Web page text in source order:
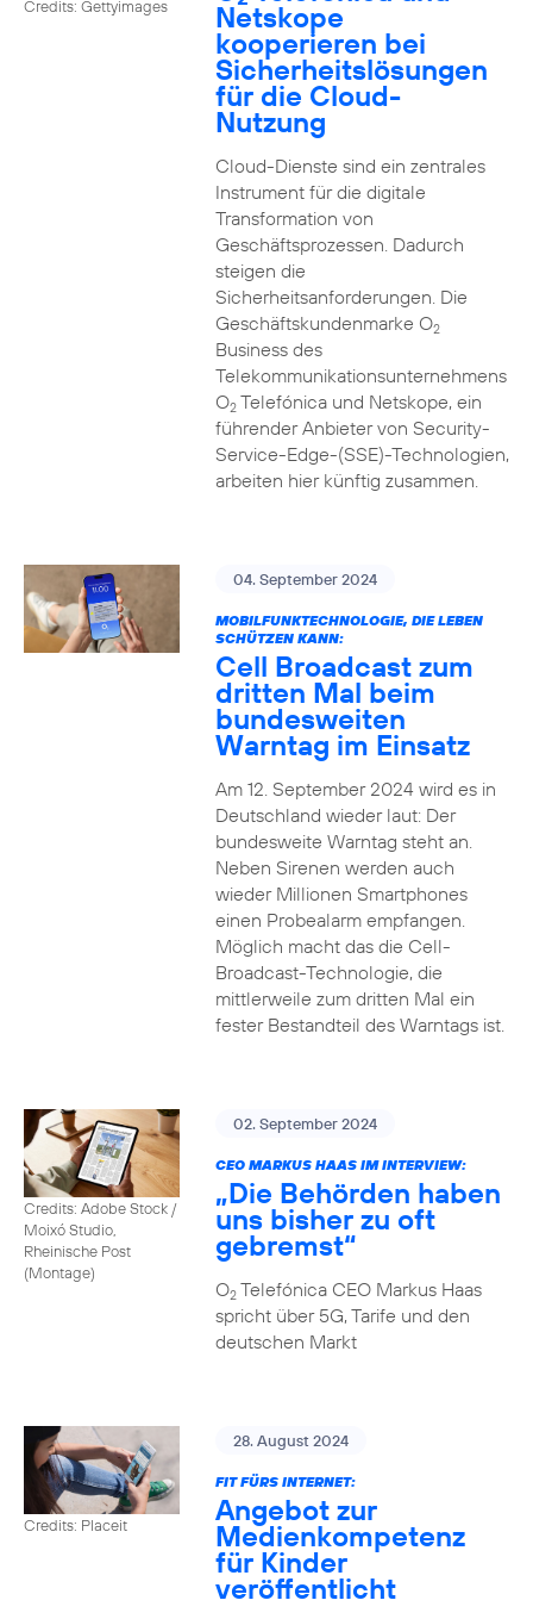
Credits: Gettyimages Netskope
kooperieren bei
Sicherheitslösungen
für die Cloud-
Nutzung
Cloud-Dienste sind ein zentrales
Instrument für die digitale
Transformation von
Geschäftsprozessen. Dadurch
steigen die
Sicherheitsanforderungen. Die
Geschäftskundenmarke O2
Business des
Telekommunikationsunternehmens
O2Telefónica und Netskope, ein
führender Anbieter von Security-
Service-Edge-(SSE)-Technologien,
arbeiten hier künftig zusammen.
04. September 2024
MOBILFUNKTECHNOLOGIE, DIE LEBEN
SCHÜTZEN KANN:
Cell Broadcast zum
dritten Mal beim
bundesweiten
Warntag im Einsatz
Am 12. September 2024 wird es in
Deutschland wieder laut: Der
bundesweite Warntag steht an.
Neben Sirenen werden auch
wieder Millionen Smartphones
einen Probealarm empfangen.
Möglich macht das die Cell-
Broadcast-Technologie, die
mittlerweile zum dritten Mal ein
fester Bestandteil des Warntags ist.
Credits: Adobe Stock /
Moixó Studio,
Rheinische Post
(Montage)
02. September 2024
CEO MARKUS HAAS IM INTERVIEW:
„Die Behörden haben
uns bisher zu oft
gebremst“
O2Telefónica CEO Markus Haas
spricht über 5G, Tarife und den
deutschen Markt
Credits: Placeit
28. August 2024
FIT FÜRS INTERNET:
Angebot zur
Medienkompetenz
für Kinder
veröffentlicht